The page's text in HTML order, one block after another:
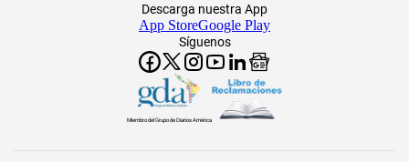
Síguenos
Descarga nuestra App
App StoreGoogle Play
Miembro del Grupo de Diarios América